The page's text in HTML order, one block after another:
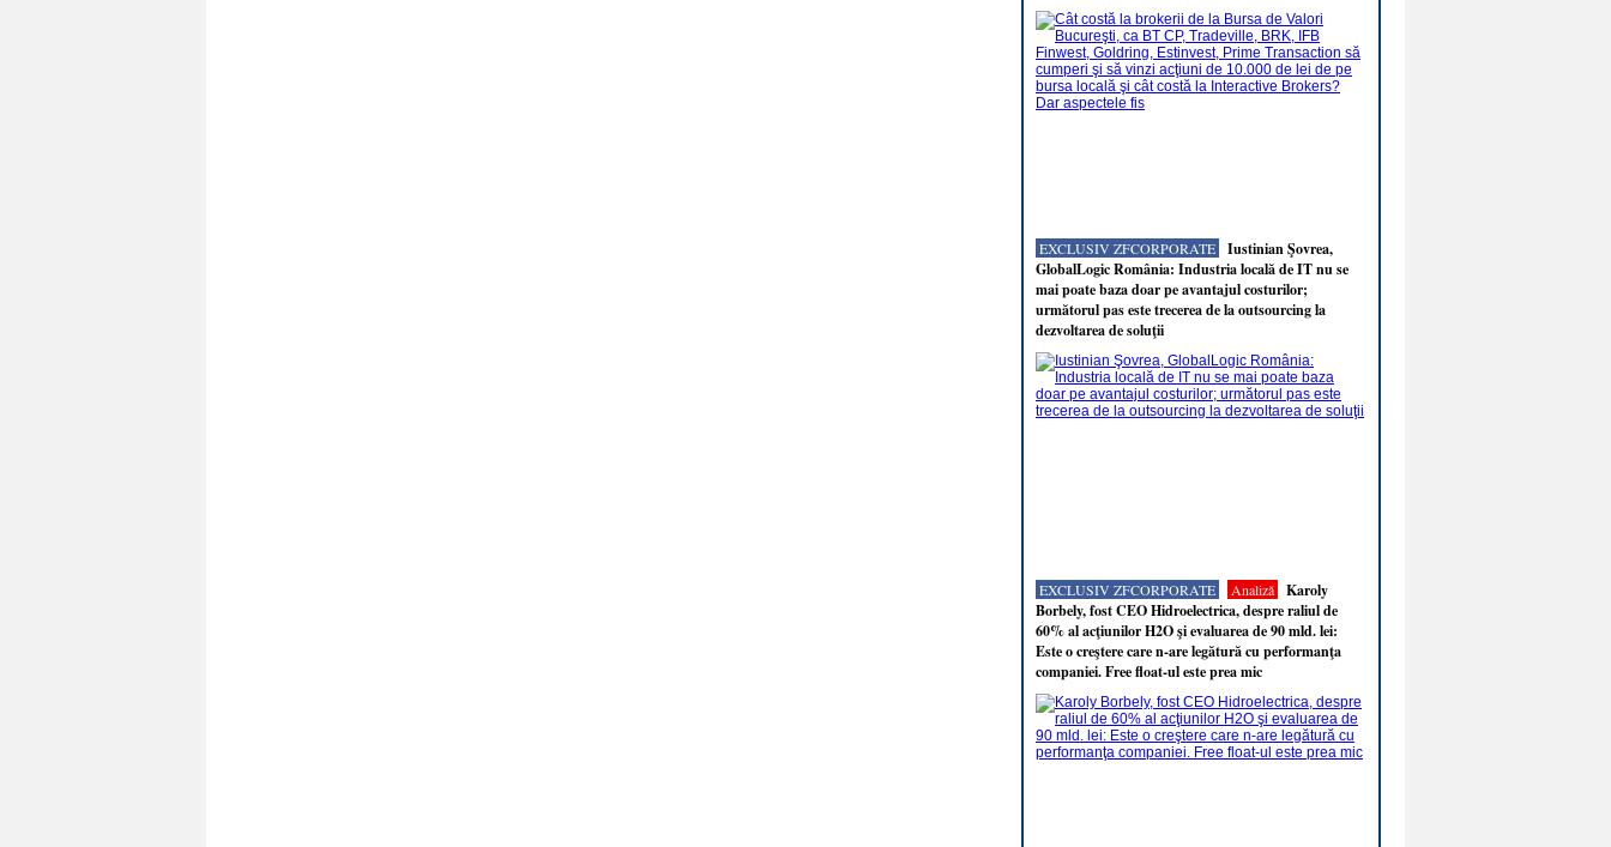
EXCLUSIV ZFCORPORATE
Iustinian Şovrea,
GlobalLogic România: Industria locală de IT nu se
mai poate baza doar pe avantajul costurilor;
următorul pas este trecerea de la outsourcing la
dezvoltarea de soluţii
EXCLUSIV ZFCORPORATE Analiză
Karoly
Borbely, fost CEO Hidroelectrica, despre raliul de
60% al acţiunilor H2O şi evaluarea de 90 mld. lei:
Este o creştere care n-are legătură cu performanţa
companiei. Free float-ul este prea mic